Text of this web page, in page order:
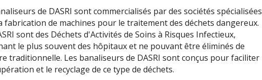
de DASRI sont commercialisés par des sociétés spécialisées
fabrication de machines pour le traitement des déchets dangereux.
sont des Déchets d'Activités de Soins à Risques Infectieux,
le plus souvent des hôpitaux et ne pouvant être éliminés de
traditionnelle. Les banaliseurs de DASRI sont conçus pour faciliter
et le recyclage de ce type de déchets.